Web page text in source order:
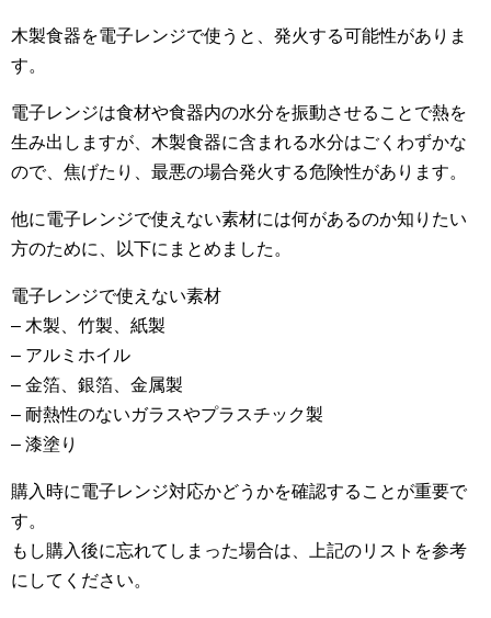
木製食器を電子レンジで使うと、発火する可能性がありま
す。
電子レンジは食材や食器内の水分を振動させることで熱を
生み出しますが、木製食器に含まれる水分はごくわずかな
ので、焦げたり、最悪の場合発火する危険性があります。
他に電子レンジで使えない素材には何があるのか知りたい
方のために、以下にまとめました。
電子レンジで使えない素材
– 木製、竹製、紙製
– アルミホイル
– 金箔、銀箔、金属製
– 耐熱性のないガラスやプラスチック製
– 漆塗り
購入時に電子レンジ対応かどうかを確認することが重要で
す。
もし購入後に忘れてしまった場合は、上記のリストを参考
にしてください。